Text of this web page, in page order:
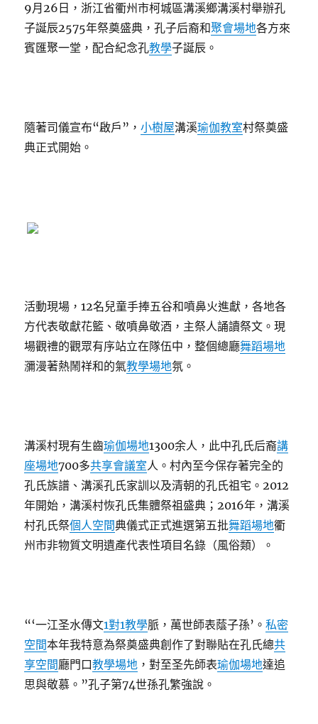
9月26日，浙江省衢州市柯城區溝溪鄉溝溪村舉辦孔
子誕辰2575年祭奠盛典，孔子后裔和聚會場地各方來
賓匯聚一堂，配合紀念孔教學子誕辰。
隨著司儀宣布“啟戶”，小樹屋溝溪瑜伽教室村祭奠盛
典正式開始。
活動現場，12名兒童手捧五谷和噴鼻火進獻，各地各
方代表敬獻花籃、敬噴鼻敬酒，主祭人誦讀祭文。現
場觀禮的觀眾有序站立在隊伍中，整個總廳舞蹈場地
瀰漫著熱鬧祥和的氣教學場地氛。
溝溪村現有生齒瑜伽場地1300余人，此中孔氏后裔講
座場地700多共享會議室人。村內至今保存著完全的
孔氏族譜、溝溪孔氏家訓以及清朝的孔氏祖宅。2012
年開始，溝溪村恢孔氏集體祭祖盛典；2016年，溝溪
村孔氏祭個人空間典儀式正式進選第五批舞蹈場地衢
州市非物質文明遺產代表性項目名錄（風俗類）。
“‘一江圣水傳文1對1教學脈，萬世師表蔭子孫’。私密
空間本年我特意為祭奠盛典創作了對聯貼在孔氏總共
享空間廳門口教學場地 ，對至圣先師表瑜伽場地達追
思與敬慕。”孔子第74世孫孔繁強說。